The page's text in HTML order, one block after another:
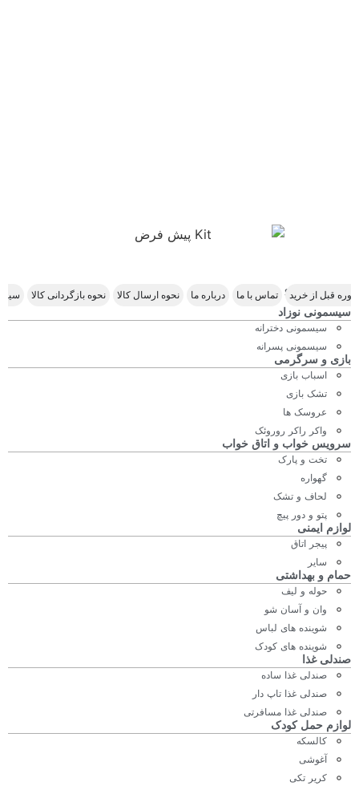
Scroll Right
قبل از خرید تماس با ما درباره ما نحوه ارسال کالا نحوه بازگردانی کالا
سیسمونی نوزاد
سیسمونی دخترانه
سیسمونی پسرانه
بازی و سرگرمی
اسباب بازی
تشک بازی
عروسک ها
واکر راکر روروئک
سرویس خواب و اتاق خواب
تخت و پارک
گهواره
لحاف و تشک
پتو و دور پیچ
لوازم ایمنی
پیجر اتاق
سایر
حمام و بهداشتی
حوله و لیف
وان و آسان شو
شوینده های لباس
شوینده های کودک
صندلی غذا
صندلی غذا ساده
صندلی غذا تاپ دار
صندلی غذا مسافرتی
لوازم حمل کودک
کالسکه
آغوشی
کریر تکی